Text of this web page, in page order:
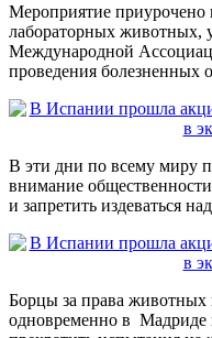
Мероприятие
лабораторных животных,
Международной
проведения болезненных
В эти дни по всему миру
внимание
и запретить издеваться
Борцы за права животных
одновременно в Мадриде